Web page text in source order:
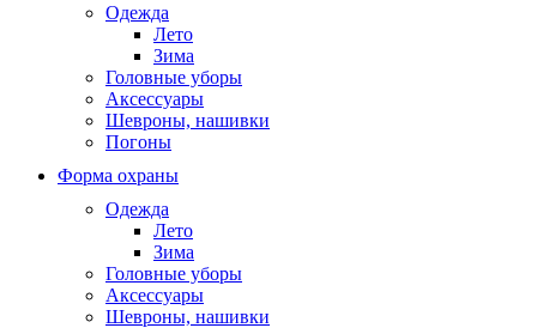
Одежда
Лето
Зима
Головные уборы
Аксессуары
Шевроны, нашивки
Погоны
Форма охраны
Одежда
Лето
Зима
Головные уборы
Аксессуары
Шевроны, нашивки